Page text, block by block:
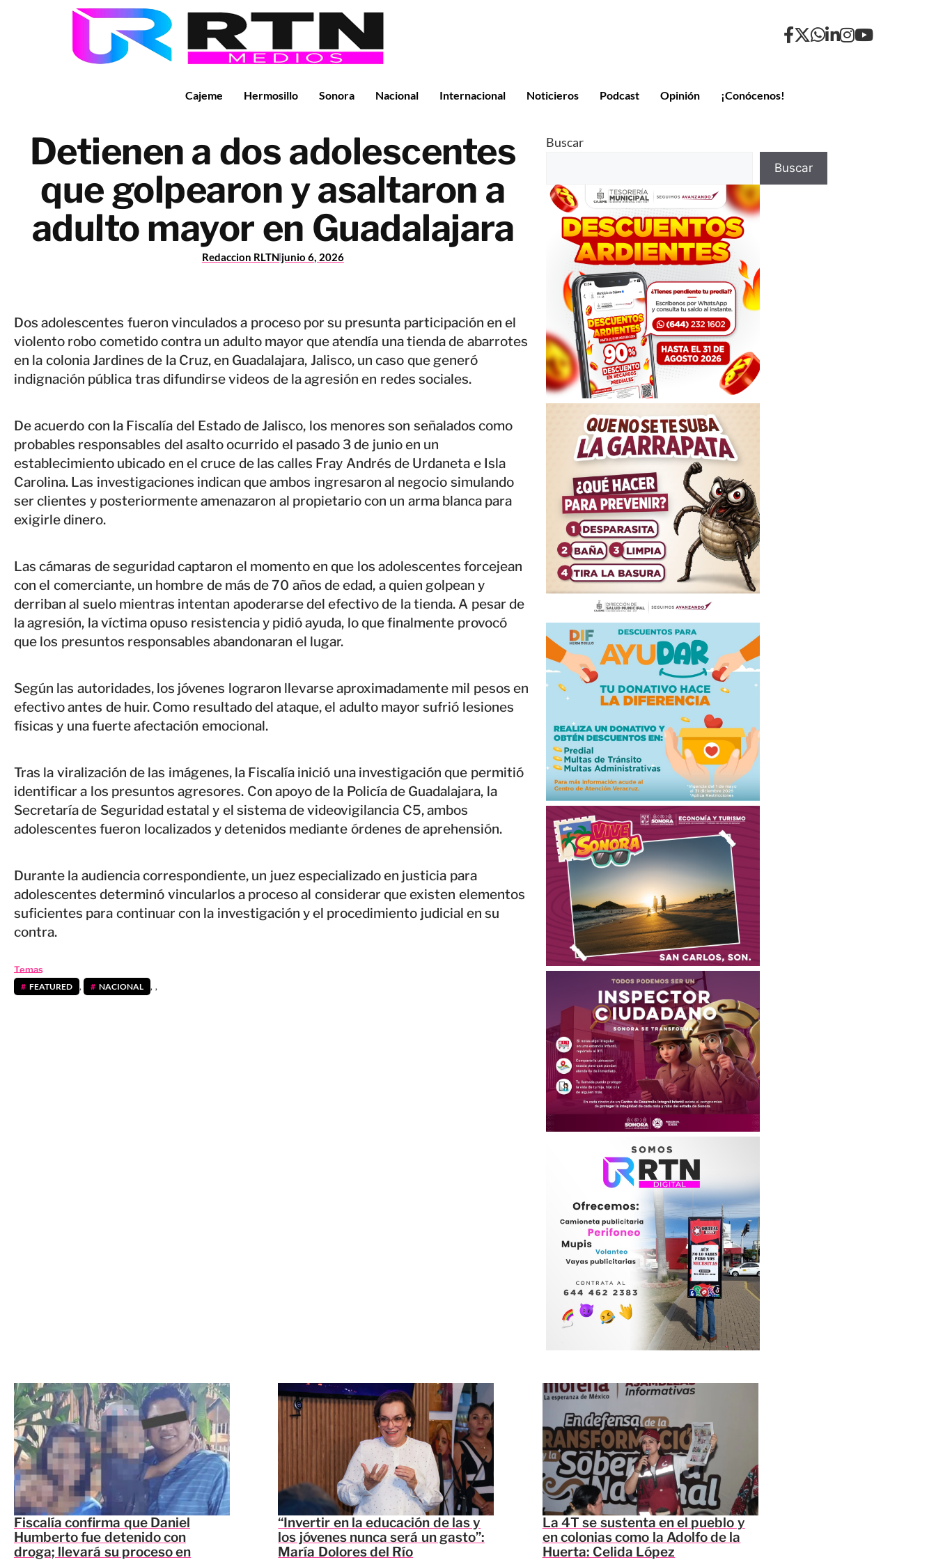
Cajeme Hermosillo Sonora Nacional Internacional Noticieros Podcast Opinión ¡Conócenos!
Detienen a dos adolescentes
que golpearon y asaltaron a
adulto mayor en Guadalajara
Redaccion RLTN junio 6, 2026
Dos adolescentes fueron vinculados a proceso por su presunta participación en el
violento robo cometido contra un adulto mayor que atendía una tienda de abarrotes
en la colonia Jardines de la Cruz, en Guadalajara, Jalisco, un caso que generó
indignación pública tras difundirse videos de la agresión en redes sociales.
De acuerdo con la Fiscalía del Estado de Jalisco, los menores son señalados como
probables responsables del asalto ocurrido el pasado 3 de junio en un
establecimiento ubicado en el cruce de las calles Fray Andrés de Urdaneta e Isla
Carolina. Las investigaciones indican que ambos ingresaron al negocio simulando
ser clientes y posteriormente amenazaron al propietario con un arma blanca para
exigirle dinero.
Las cámaras de seguridad captaron el momento en que los adolescentes forcejean
con el comerciante, un hombre de más de 70 años de edad, a quien golpean y
derriban al suelo mientras intentan apoderarse del efectivo de la tienda. A pesar de
la agresión, la víctima opuso resistencia y pidió ayuda, lo que finalmente provocó
que los presuntos responsables abandonaran el lugar.
Según las autoridades, los jóvenes lograron llevarse aproximadamente mil pesos en
efectivo antes de huir. Como resultado del ataque, el adulto mayor sufrió lesiones
físicas y una fuerte afectación emocional.
Tras la viralización de las imágenes, la Fiscalía inició una investigación que permitió
identificar a los presuntos agresores. Con apoyo de la Policía de Guadalajara, la
Secretaría de Seguridad estatal y el sistema de videovigilancia C5, ambos
adolescentes fueron localizados y detenidos mediante órdenes de aprehensión.
Durante la audiencia correspondiente, un juez especializado en justicia para
adolescentes determinó vincularlos a proceso al considerar que existen elementos
suficientes para continuar con la investigación y el procedimiento judicial en su
contra.
Temas
FEATURED , NACIONAL , ,
Buscar
Buscar
Fiscalía confirma que Daniel
Humberto fue detenido con
droga; llevará su proceso en
“Invertir en la educación de las y
los jóvenes nunca será un gasto”:
María Dolores del Río
La 4T se sustenta en el pueblo y
en colonias como la Adolfo de la
Huerta: Celida López